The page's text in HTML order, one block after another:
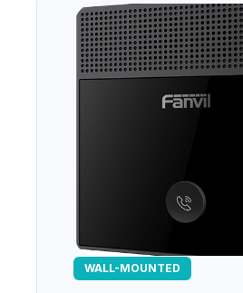
WALL-MOUNTED